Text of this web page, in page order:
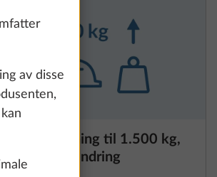
til 1.500 kg,
teknisk endring
av disse